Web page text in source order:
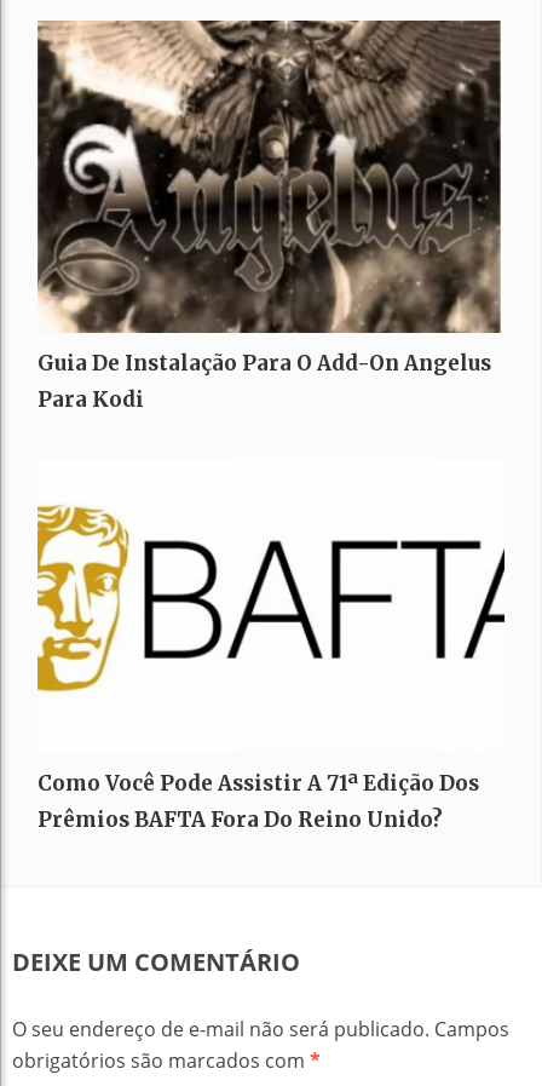
Guia De Instalação Para O Add-On Angelus
Para Kodi
Como Você Pode Assistir A 71ª Edição Dos
Prêmios BAFTA Fora Do Reino Unido?
DEIXE UM COMENTÁRIO
O seu endereço de e-mail não será publicado. Campos
obrigatórios são marcados com *